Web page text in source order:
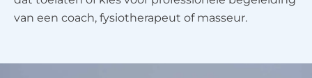
van een coach, fysiotherapeut of masseur.